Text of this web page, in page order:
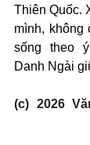
Thiên Quốc.
mình, không
sống theo
Danh Ngài
(c) 2026